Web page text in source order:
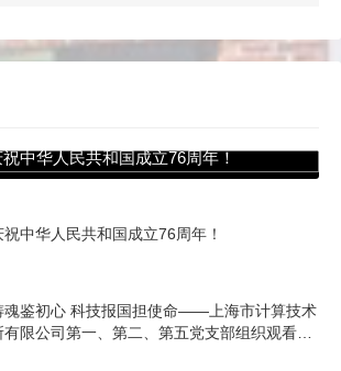
中华人民共和国成立76周年！
中华人民共和国成立76周年！
魂鉴初心 科技报国担使命——上海市计算技术
限公司第一、第二、第五党支部组织观看电